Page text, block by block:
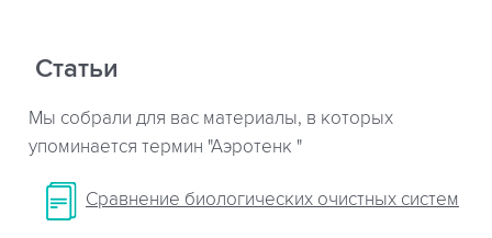
Статьи
Мы собрали для вас материалы, в которых
упоминается термин "Аэротенк "
Сравнение биологических очистных систем